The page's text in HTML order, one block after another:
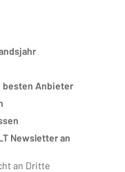
besten Anbieter
Newsletter an
an Dritte